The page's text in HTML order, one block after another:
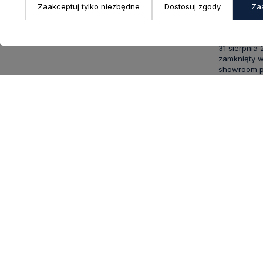
sklep@decoratore.pl
Pon. - Pt.:
31 sierpnia
zamknięty
showroom
Zaakceptuj tylko niezbędne Dostosuj zgody